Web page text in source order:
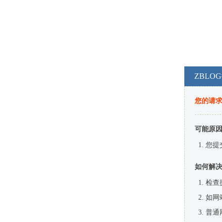
您的请
可能原
您提
如何解
检查
如网
普通